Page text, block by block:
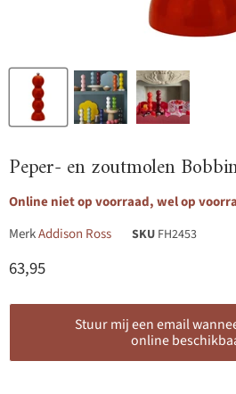
Peper- en zoutmolen
Online niet op voorraad, wel op
MerkAddison Ross SKU FH2453
Huidige prijs
63,95
Stuur mij een email
online